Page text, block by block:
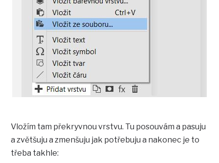
Vložím tam překryvnou vrstvu. Tu posouvám a pasuju
a zvětšuju a zmenšuju jak potřebuju a nakonec je to
třeba takhle: